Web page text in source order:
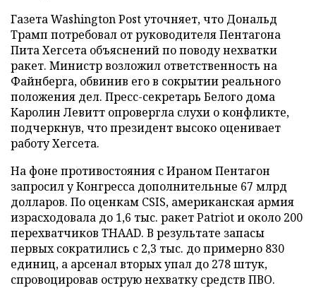
Газета Washington Post уточняет, что Дональд
Трамп потребовал от руководителя Пентагона
Пита Хегсета объяснений по поводу нехватки
ракет. Министр возложил ответственность на
Файнберга, обвинив его в сокрытии реального
положения дел. Пресс-секретарь Белого дома
Каролин Левитт опровергла слухи о конфликте,
подчеркнув, что президент высоко оценивает
работу Хегсета.
На фоне противостояния с Ираном Пентагон
запросил у Конгресса дополнительные 67 млрд
долларов. По оценкам CSIS, американская армия
израсходовала до 1,6 тыс. ракет Patriot и около 200
перехватчиков THAAD. В результате запасы
первых сократились с 2,3 тыс. до примерно 830
единиц, а арсенал вторых упал до 278 штук,
спровоцировав острую нехватку средств ПВО.